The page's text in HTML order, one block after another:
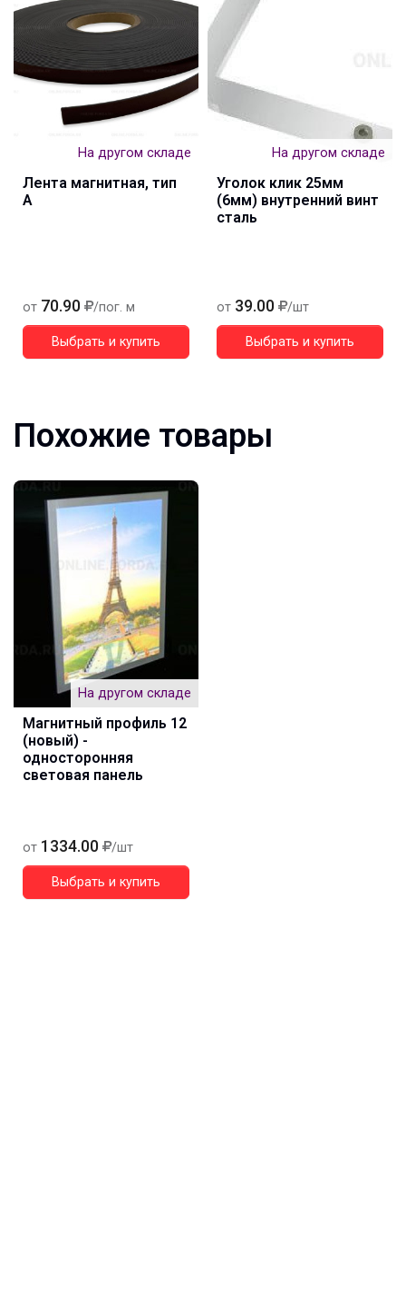
На другом складе
Лента магнитная, тип
А
от 70.90 /пог. м
Выбрать и купить
На другом складе
Уголок клик 25мм
(6мм) внутренний винт
сталь
от 39.00 /шт
Выбрать и купить
Похожие товары
На другом складе
Магнитный профиль 12
(новый) -
односторонняя
световая панель
от 1334.00 /шт
Выбрать и купить